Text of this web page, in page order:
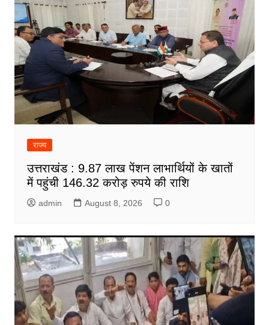
राज्य
उत्तराखंड : 9.87 लाख पेंशन लाभार्थियों के खातों
में पहुंची 146.32 करोड़ रुपये की राशि
admin August 8, 2026 0